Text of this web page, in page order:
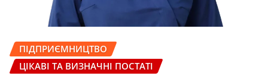
ПІДПРИЄМНИЦТВО
ЦІКАВІ ТА ВИЗНАЧНІ ПОСТАТІ